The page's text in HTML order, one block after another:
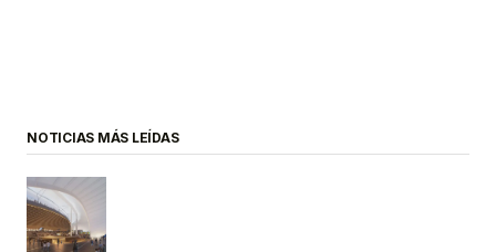
NOTICIAS MÁS LEÍDAS